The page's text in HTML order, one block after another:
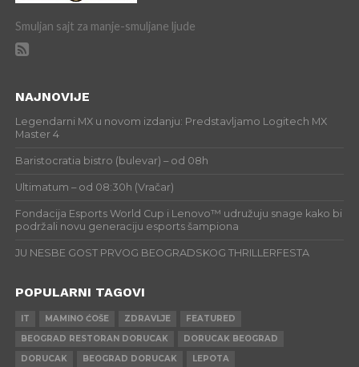
Smuljan sajt za manje-smuljane ljude
NAJNOVIJE
Legendarni MX u novom izdanju: Predstavljamo Logitech MX
Master 4
Baristocratia bistro (bulevar) – od 08h
Ultimatum – od 08:30h (Vračar)
Fondacija Esports World Cup i Lenovo™ udružuju snage kako bi
podržali novu generaciju esports šampiona
JU NESBE GOST PRVOG BEOGRADSKOG THRILLERFESTA
POPULARNI TAGOVI
IT MAMINO ĆOŠE ZDRAVLJE
FEATURED
BEOGRAD RESTORAN DORUCAK
DORUCAK BEOGRAD
DORUCAK
BEOGRAD DORUCAK LEPOTA